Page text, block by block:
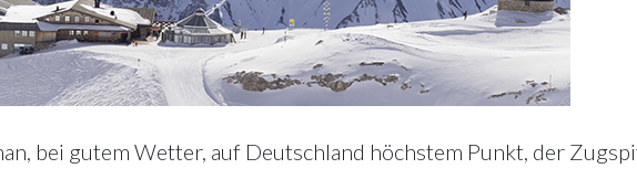
bei gutem Wetter, auf Deutschland höchstem Punkt, der